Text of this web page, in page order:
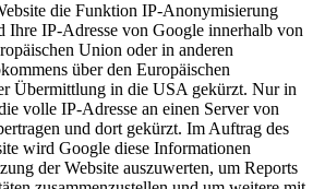
die Funktion IP-Anonymisierung
IP-Adresse von Google innerhalb von
Union oder in anderen
über den Europäischen
Übermittlung in die USA gekürzt. Nur in
volle IP-Adresse an einen Server von
und dort gekürzt. Im Auftrag des
wird Google diese Informationen
der Website auszuwerten, um Reports